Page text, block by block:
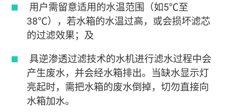
用户需留意适用的水温范围（如5℃至
38℃），若水箱的水温过高，或会损坏滤芯
的过滤效果；及
具逆渗透过滤技术的水机进行滤水过程中会
产生废水，并会经水箱排出。当缺水显示灯
亮起时，需把水箱的废水倒掉，切勿直接向
水箱加水。